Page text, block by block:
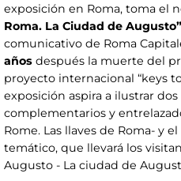
exposición en Roma, toma el
Roma. La Ciudad de Augusto”
comunicativo de Roma
años después la muerte del
proyecto internacional “keys
exposición aspira a ilustrar
complementarios y
Rome. Las llaves de Roma- y
temático, que llevará los
Augusto - La ciudad de